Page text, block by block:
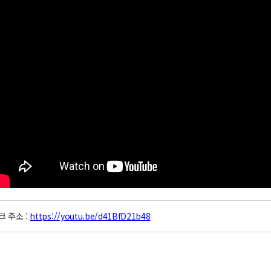
주소 : https://youtu.be/d41BfD21b48